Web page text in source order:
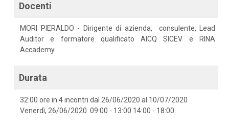
Docenti
MORI PIERALDO - Dirigente di azienda, consulente, Lead
Auditor e formatore qualificato AICQ SICEV e RINA
Accademy
Durata
32:00 ore in 4 incontri dal 26/06/2020 al 10/07/2020
Venerdì, 26/06/2020 09:00 - 13:00 14:00 - 18:00